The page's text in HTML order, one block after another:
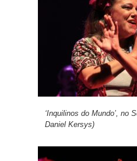
‘Inquilinos do Mundo’, no
Daniel Kersys)